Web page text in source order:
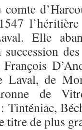
Elle
succession
François
Laval, de
de
Tinténiac,
titre de plus